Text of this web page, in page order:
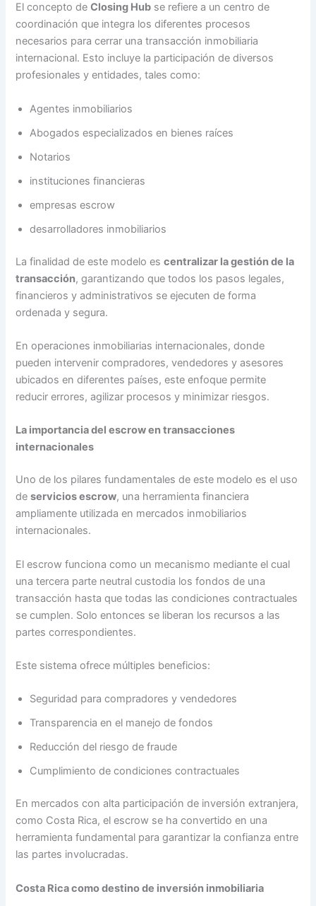
El concepto deClosing Hub se refiere a un centro de
coordinación que integra los diferentes procesos
necesarios para cerrar una transacción inmobiliaria
internacional. Esto incluye la participación de diversos
profesionales y entidades, tales como:
Agentes inmobiliarios
Abogados especializados en bienes raíces
Notarios
instituciones financieras
empresas escrow
desarrolladores inmobiliarios
La finalidad de este modelo escentralizar la gestión de la
transacción, garantizando que todos los pasos legales,
financieros y administrativos se ejecuten de forma
ordenada y segura.
En operaciones inmobiliarias internacionales, donde
pueden intervenir compradores, vendedores y asesores
ubicados en diferentes países, este enfoque permite
reducir errores, agilizar procesos y minimizar riesgos.
La importancia del escrow en transacciones
internacionales
Uno de los pilares fundamentales de este modelo es el uso
deservicios escrow, una herramienta financiera
ampliamente utilizada en mercados inmobiliarios
internacionales.
El escrow funciona como un mecanismo mediante el cual
una tercera parte neutral custodia los fondos de una
transacción hasta que todas las condiciones contractuales
se cumplen. Solo entonces se liberan los recursos a las
partes correspondientes.
Este sistema ofrece múltiples beneficios:
Seguridad para compradores y vendedores
Transparencia en el manejo de fondos
Reducción del riesgo de fraude
Cumplimiento de condiciones contractuales
En mercados con alta participación de inversión extranjera,
como Costa Rica, el escrow se ha convertido en una
herramienta fundamental para garantizar la confianza entre
las partes involucradas.
Costa Rica como destino de inversión inmobiliaria